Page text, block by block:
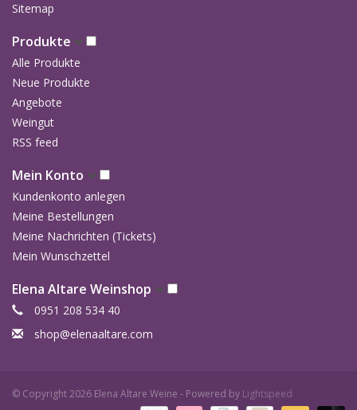
Sitemap
Produkte
Alle Produkte
Neue Produkte
Angebote
Weingut
RSS feed
Mein Konto
Kundenkonto anlegen
Meine Bestellungen
Meine Nachrichten (Tickets)
Mein Wunschzettel
Elena Altare Weinshop
0951 208 534 40
shop@elenaaltare.com
© Copyright 2026 Elena Altare Weine - Powered by Lightspeed